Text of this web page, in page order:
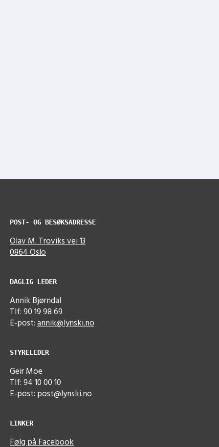
POST- OG BESØKSADRESSE
Olav M. Troviks vei 13
0864 Oslo
DAGLIG LEDER
Annik Bjørndal
Tlf: 90 19 98 69
E-post:annik@lynski.no
STYRELEDER
Geir Moe
Tlf: 94 10 00 10
E-post: post@lynski.no
LINKER
Følg på Facebook